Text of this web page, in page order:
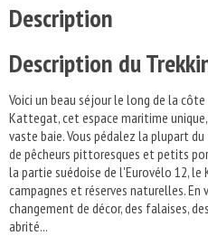
Description
Description du
Voici un beau séjour le long de la
Kattegat, cet espace maritime
vaste baie. Vous pédalez la plupart
de pêcheurs pittoresques et petits
la partie suédoise de l'Eurovélo 12,
campagnes et réserves naturelles.
changement de décor, des falaises,
abrité...